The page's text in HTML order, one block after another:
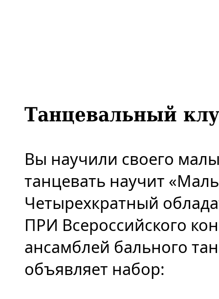
Танцевальный
Вы научили своего
танцевать научит
Четырехкратный
ПРИ Всероссийского
ансамблей бального
объявляет набор: